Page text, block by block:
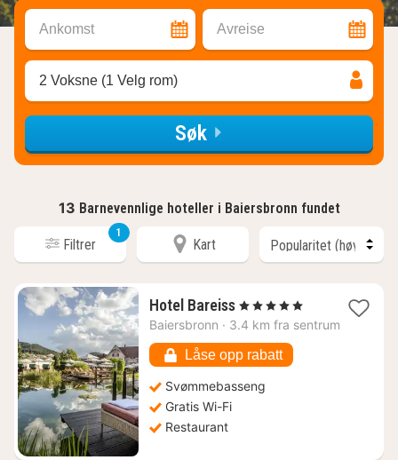
Ankomst Avreise
2 Voksne (1 Velg rom)
Søk
13 Barnevennlige hoteller i Baiersbronn fundet
Filtrer
1
Kart
Hotel Bareiss1
natt
7948
kr.
, 5 Stjerner
Baiersbronn · 3.4 km fra sentrum
Låse opp rabatt
Svømmebasseng
Gratis Wi-Fi
Restaurant